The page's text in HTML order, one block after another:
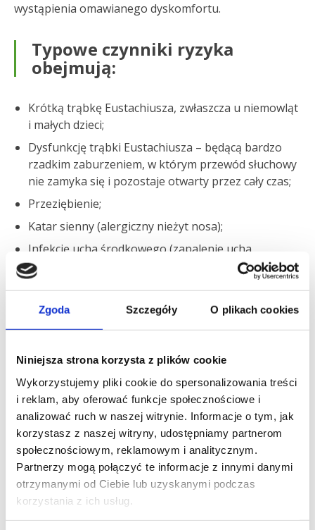
Zgoda Szczegóły O plikach cookies
Niniejsza strona korzysta z plików cookie
Wykorzystujemy pliki cookie do spersonalizowania treści
i reklam, aby oferować funkcje społecznościowe i
analizować ruch w naszej witrynie. Informacje o tym, jak
korzystasz z naszej witryny, udostępniamy partnerom
społecznościowym, reklamowym i analitycznym.
Partnerzy mogą połączyć te informacje z innymi danymi
otrzymanymi od Ciebie lub uzyskanymi podczas
korzystania z ich usług.
wystąpienia omawianego dyskomfortu.
Typowe czynniki ryzyka
obejmują:
Krótką trąbkę Eustachiusza, zwłaszcza u niemowląt
i małych dzieci;
Dysfunkcję trąbki Eustachiusza – będącą bardzo
rzadkim zaburzeniem, w którym przewód słuchowy
nie zamyka się i pozostaje otwarty przez cały czas;
Przeziębienie;
Katar sienny (alergiczny nieżyt nosa);
Infekcję ucha środkowego (zapalenie ucha
środkowego);
Płyn w uchu lub nadmiar woskowiny usznej;
Spanie w samolocie podczas startu i lądowania;
Inne powody: zapalenie zatok, polipy nosa,
migdałków;
Często występujące barotraumy mogą uszkodzić
tkanki ucha wewnętrznego lub trąbki Eustachiusza,
co zwiększa szanse ponownego wystąpienia
problemu.
Przy występowaniu wyżej opisywanych
dolegliwości, dobrym pomysłem jest odłożenie
podróży lotniczej.Kiedy jest to niemożliwe, aby